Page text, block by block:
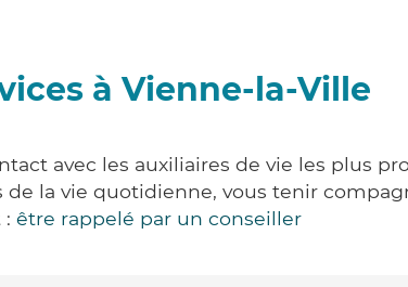
à Vienne-la-Ville
avec les auxiliaires de vie les plus
la vie quotidienne, vous tenir
: être rappelé par un conseiller